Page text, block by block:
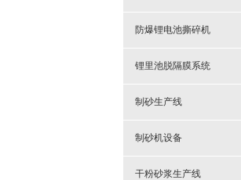
防爆锂电池撕碎机
锂里池脱隔膜系统
制砂生产线
制砂机设备
干粉砂浆生产线